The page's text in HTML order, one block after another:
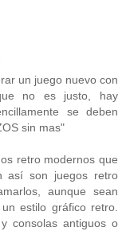
un juego nuevo con
no es justo, hay
se deben
sin mas"
retro modernos que
así son juegos retro
aunque sean
estilo gráfico retro.
consolas antiguos o